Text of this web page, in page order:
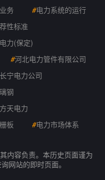
务 #电力系统的运行
性标准
力(保定)
#河北电力管件有限公司
长宁电力公司
钢
天电力
板 #电力市场体系
内容负责。本历史页面谨为
网站的即时页面。